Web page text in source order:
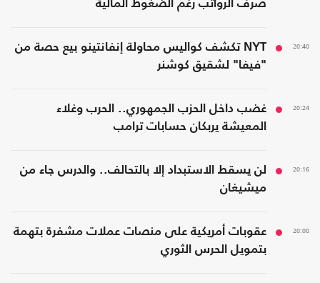
صرف الرواتب رغم الضغوط المالية
20:40
NYT تكشف كواليس محاولة إنفانتينو بيع حصة من
"فيفا" لشقيق كوشنر
20:24
غضب داخل الحزب الجمهوري.. الحرب وغلاء
المعيشة يربكان حسابات ترامب
20:16
لن يسقط الاستبداد إلا بالتحالف.. والدرس جاء من
ميشيغان
20:08
عقوبات أمريكية على منصات عملات مشفرة بتهمة
بتمويل الحرس الثوري